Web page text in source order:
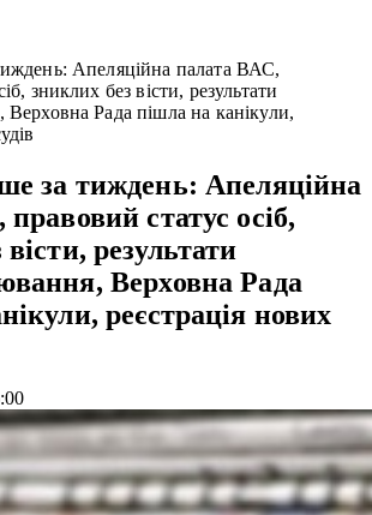
Апеляційна палата ВАС,
зниклих без вісти, результати
Верховна Рада пішла на канікули,
за тиждень: Апеляційна
статус осіб,
результати
Верховна Рада
реєстрація нових